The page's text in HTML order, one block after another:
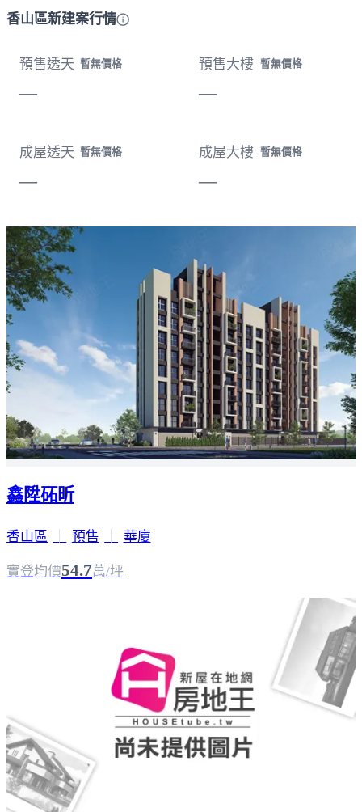
香山區新建案行情
預售透天 暫無價格
—
預售大樓 暫無價格
—
成屋透天 暫無價格
—
成屋大樓 暫無價格
—
載入失敗，請重新整理
鑫陞砳昕
香山區 預售 華廈
實登均價54.7萬/坪